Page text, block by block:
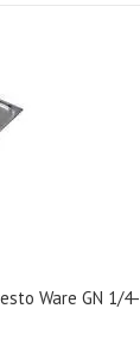
Ware GN 1/4-